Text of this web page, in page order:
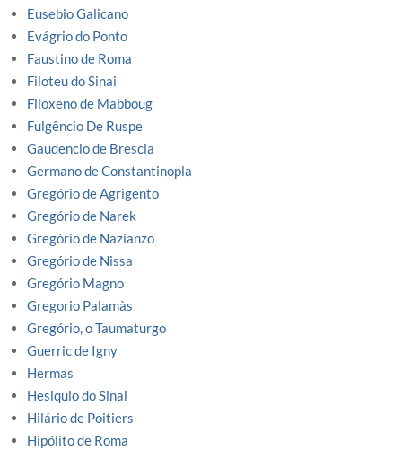
Eusebio Galicano
Evágrio do Ponto
Faustino de Roma
Filoteu do Sinai
Filoxeno de Mabboug
Fulgêncio De Ruspe
Gaudencio de Brescia
Germano de Constantinopla
Gregório de Agrigento
Gregório de Narek
Gregório de Nazianzo
Gregório de Nissa
Gregório Magno
Gregorio Palamàs
Gregório, o Taumaturgo
Guerric de Igny
Hermas
Hesiquio do Sinai
Hilário de Poitiers
Hipólito de Roma